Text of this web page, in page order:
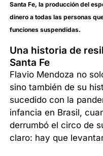
Santa Fe, la producción del
dinero a todas las personas
funciones suspendidas.
Una historia de
Santa Fe
Flavio Mendoza no
sino también de su
sucedido con la
infancia en Brasil,
derrumbó el circo de
claro: hay que